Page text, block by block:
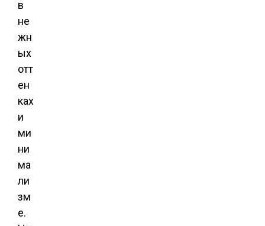
в
не
жн
ых
отт
ен
ках
и
ми
ни
ма
ли
зм
е.